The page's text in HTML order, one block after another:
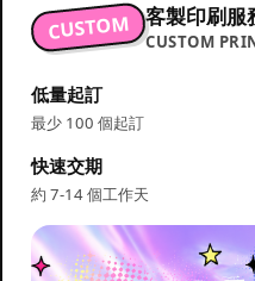
CUSTOM 客製印刷服
CUSTOM
低量起訂
最少 100 個起訂
快速交期
約 7-14 個工作天